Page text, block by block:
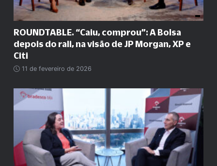
ROUNDTABLE. “Caiu, comprou”: A Bolsa
depois do rali, na visão de JP Morgan, XP e
Citi
11 de fevereiro de 2026